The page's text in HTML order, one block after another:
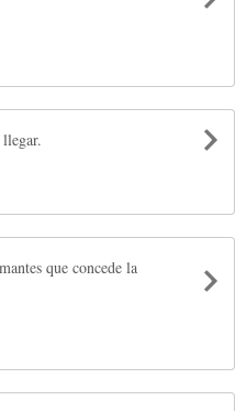
que concede la